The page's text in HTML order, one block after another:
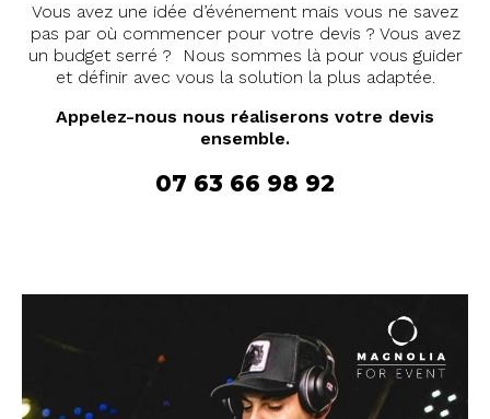
Vous avez une idée d’événement mais vous ne savez
pas par où commencer pour votre devis ? Vous avez
un budget serré ? Nous sommes là pour vous guider
et définir avec vous la solution la plus adaptée.
Appelez-nous nous réaliserons votre devis
ensemble.
07 63 66 98 92